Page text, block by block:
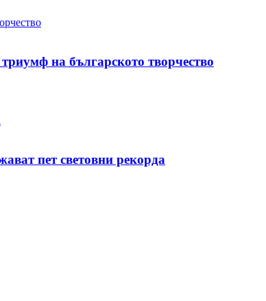
на българското творчество
пет световни рекорда